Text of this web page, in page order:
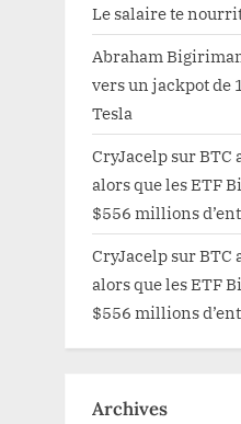
Le salaire te
Abraham
vers un jackpot de
Tesla
CryJacelp surBTC
alors que les ETF
$556 millions
CryJacelp surBTC
alors que les ETF
$556 millions
Archives